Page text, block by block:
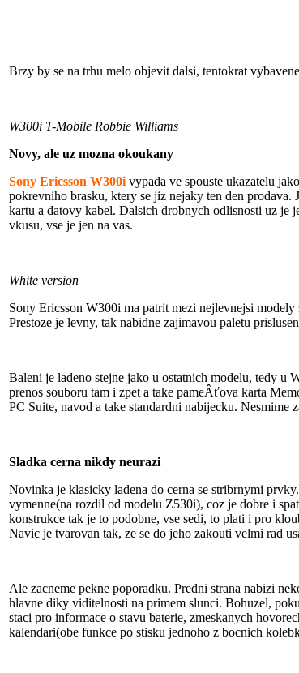
Brzy by se na trhu melo objevit dalsi, tentokrat
W300i T-Mobile Robbie Williams
Novy, ale uz mozna okoukany
Sony Ericsson W300i vypada ve spouste ukazatelu
pokrevniho brasku, ktery se jiz nejaky ten den
kartu a datovy kabel. Dalsich drobnych odlisnosti uz je
vkusu, vse je jen na vas.
White version
Sony Ericsson W300i ma patrit mezi nejlevnejsi
Prestoze je levny, tak nabidne zajimavou paletu
Baleni je ladeno stejne jako u ostatnich modelu, tedy
prenos souboru tam i zpet a take pameÂťova karta
PC Suite, navod a take standardni nabijecku.
Sladka cerna nikdy neurazi
Novinka je klasicky ladena do cerna se stribrnymi
vymenne(na rozdil od modelu Z530i), coz je dobre i
konstrukce tak je to podobne, vse sedi, to plati i pro
Navic je tvarovan tak, ze se do jeho zakouti velmi rad
Ale zacneme pekne poporadku. Predni strana nabizi
hlavne diky viditelnosti na primem slunci. Bohuzel,
staci pro informace o stavu baterie, zmeskanych
kalendari(obe funkce po stisku jednoho z bocnich